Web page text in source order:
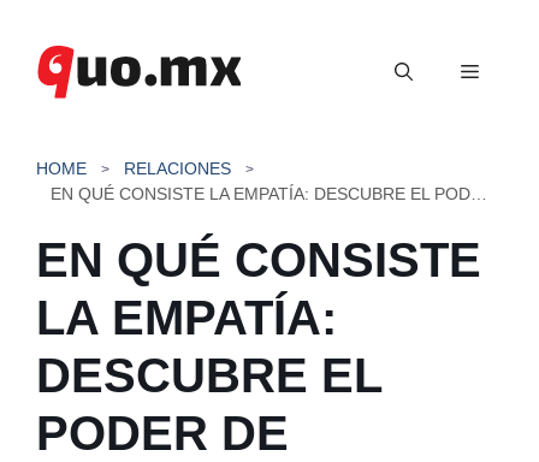
contenido
Menú
HOME
RELACIONES
EN QUÉ CONSISTE
LA EMPATÍA:
DESCUBRE EL
PODER DE